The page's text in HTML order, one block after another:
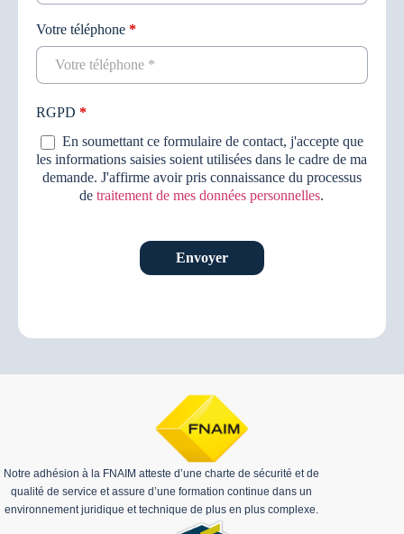
Votre téléphone *
RGPD *
En soumettant ce formulaire de contact, j'accepte que
les informations saisies soient utilisées dans le cadre de ma
demande. J'affirme avoir pris connaissance du processus
detraitement de mes données personnelles.
Envoyer
Notre adhésion à la FNAIM atteste d’une charte de sécurité et de
qualité de service et assure d’une formation continue dans un
environnement juridique et technique de plus en plus complexe.